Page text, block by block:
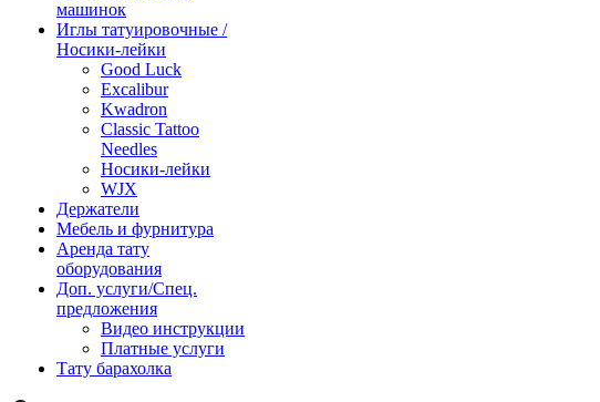
машинок
Иглы татуировочные /
Носики-лейки
Good Luck
Excalibur
Kwadron
Classic Tattoo
Needles
Носики-лейки
WJX
Держатели
Мебель и фурнитура
Аренда тату
оборудования
Доп. услуги/Спец.
предложения
Видео инструкции
Платные услуги
Тату барахолка